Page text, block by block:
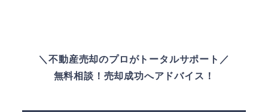
＼不動産売却のプロがトータルサポート／
無料相談！売却成功へアドバイス！